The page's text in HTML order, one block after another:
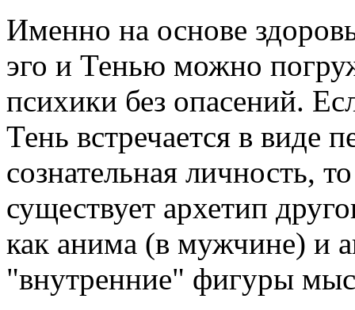
Именно на основе
эго и Тенью можно
психики без опасений.
Тень встречается в виде
сознательная личность,
существует архетип
как анима (в мужчине) и
"внутренние" фигуры